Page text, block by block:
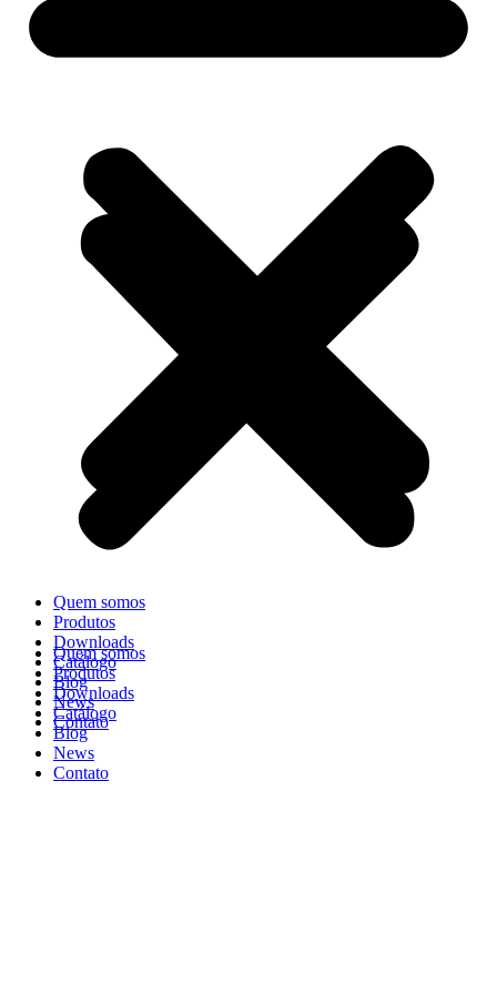
Quem somos
Produtos
Downloads
Catálogo
Blog
News
Contato
Quem somos
Produtos
Downloads
Catálogo
Blog
News
Contato